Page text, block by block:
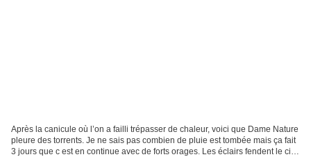
Après la canicule où l’on a failli trépasser de chaleur, voici que Dame Nature
pleure des torrents. Je ne sais pas combien de pluie est tombée mais ça fait
3 jours que c est en continue avec de forts orages. Les éclairs fendent le ciel,